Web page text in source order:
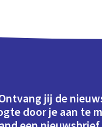
jij de
door je aan te